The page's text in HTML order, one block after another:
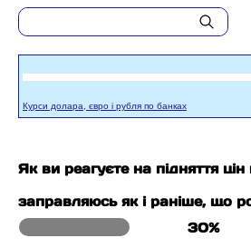
Курси долара, євро і рубля по банках
Як ви реагуєте на підняття
заправляюсь як і раніше, що
30%